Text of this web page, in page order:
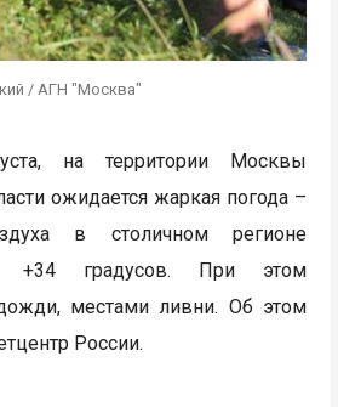
/ АГН "Москва"
на территории Москвы
ожидается жаркая погода –
в столичном регионе
+34 градусов. При этом
местами ливни. Об этом
России.